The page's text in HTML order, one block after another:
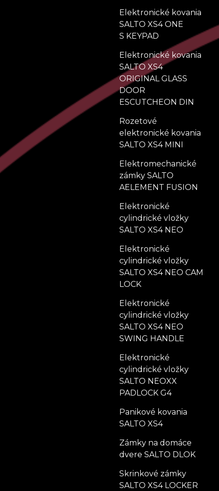
Elektronické kovania
SALTO XS4 ONE
S KEYPAD
Elektronické kovania
SALTO XS4
ORIGINAL GLASS
DOOR
ESCUTCHEON DIN
Rozetové
elektronické kovania
SALTO XS4 MINI
Elektromechanické
zámky SALTO
AELEMENT FUSION
Elektronické
cylindrické vložky
SALTO XS4 NEO
Elektronické
cylindrické vložky
SALTO XS4 NEO CAM
LOCK
Elektronické
cylindrické vložky
SALTO XS4 NEO
SWING HANDLE
Elektronické
cylindrické vložky
SALTO NEOXX
PADLOCK G4
Panikové kovania
SALTO XS4
Zámky na domáce
dvere SALTO DLOK
Skrinkové zámky
SALTO XS4 LOCKER